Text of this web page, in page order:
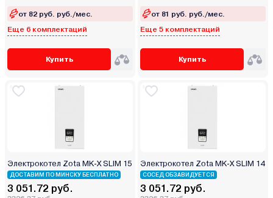
от 82 руб. руб./мес.
Еще 6 комплектаций
Купить
от 81 руб. руб./мес.
Еще 5 комплектаций
Купить
Электрокотел Zota MK-X SLIM 15
ДОСТАВИМ ПО МИНСКУ БЕСПЛАТНО
3 051.72 руб.
Электрокотел Zota MK-X SLIM 14
СОСЕД ОБЗАВИДУЕТСЯ
3 051.72 руб.